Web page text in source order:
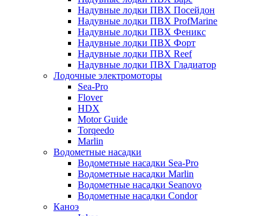
Надувные лодки ПВХ Посейдон
Надувные лодки ПВХ ProfMarine
Надувные лодки ПВХ Феникс
Надувные лодки ПВХ Форт
Надувные лодки ПВХ Reef
Надувные лодки ПВХ Гладиатор
Лодочные электромоторы
Sea-Pro
Flover
HDX
Motor Guide
Torqeedo
Marlin
Водометные насадки
Водометные насадки Sea-Pro
Водометные насадки Marlin
Водометные насадки Seanovo
Водометные насадки Condor
Каноэ